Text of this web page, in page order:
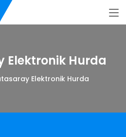
Elektronik Hurda
Elektronik Hurda